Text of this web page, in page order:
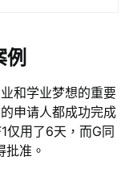
和学业梦想的重要
申请人都成功完成
仅用了6天，而G同
批准。